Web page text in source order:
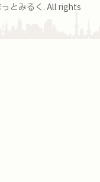
とみるく. All rights